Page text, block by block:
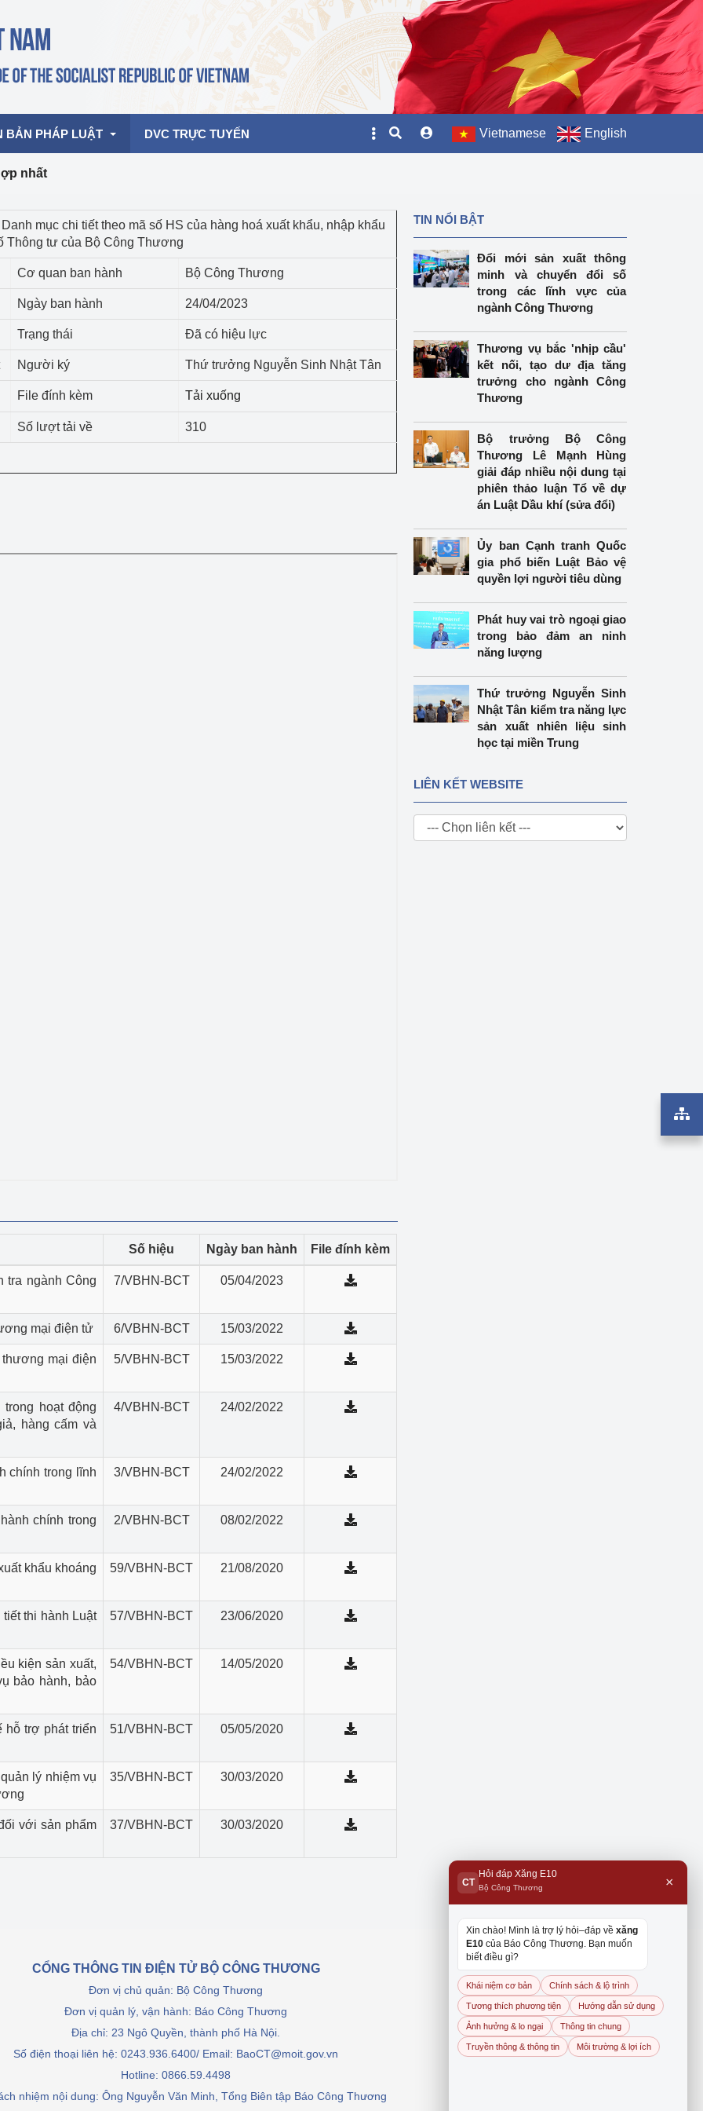
Hoạt động của lãnh đạo Đảng, Nhà
nước
Hoạt động của Lãnh đạo Bộ
Thương
2026
luận
Họp báo
Thông cáo báo chí
Điểm báo
lực
BẢN PHÁP LUẬT
pháp quy
điều hành
hợp nhất
DVC TRỰC TUYẾN Vietnamese English
nhất
mục chi tiết theo mã số HS của hàng hoá xuất khẩu, nhập khẩu
Thông tư của Bộ Công Thương
Cơ quan ban hành Bộ Công Thương
Ngày ban hành 24/04/2023
Trạng thái Đã có hiệu lực
Người ký Thứ trưởng Nguyễn Sinh Nhật Tân
File đính kèm Tải xuống
Số lượt tải về 310
Số hiệu Ngày ban hành File đính kèm
tra ngành Công
7/VBHN-BCT 05/04/2023
mại điện tử 6/VBHN-BCT 15/03/2022
mại điện
5/VBHN-BCT 15/03/2022
hoạt động
hàng cấm và
4/VBHN-BCT 24/02/2022
chính trong lĩnh
3/VBHN-BCT 24/02/2022
chính trong
2/VBHN-BCT 08/02/2022
khẩu khoáng
59/VBHN-BCT 21/08/2020
thi hành Luật
57/VBHN-BCT 23/06/2020
kiện sản xuất,
bảo hành, bảo
54/VBHN-BCT 14/05/2020
hỗ trợ phát triển
51/VBHN-BCT 05/05/2020
lý nhiệm vụ
35/VBHN-BCT 30/03/2020
với sản phẩm
37/VBHN-BCT 30/03/2020
TIN NỔI BẬT
Đổi mới sản xuất thông
minh và chuyển đổi số
trong các lĩnh vực của
ngành Công Thương
Thương vụ bắc 'nhịp cầu'
kết nối, tạo dư địa tăng
trưởng cho ngành Công
Thương
Bộ trưởng Bộ Công
Thương Lê Mạnh Hùng
giải đáp nhiều nội dung tại
phiên thảo luận Tổ về dự
án Luật Dầu khí (sửa đổi)
Ủy ban Cạnh tranh Quốc
gia phổ biến Luật Bảo vệ
quyền lợi người tiêu dùng
Phát huy vai trò ngoại giao
trong bảo đảm an ninh
năng lượng
Thứ trưởng Nguyễn Sinh
Nhật Tân kiểm tra năng lực
sản xuất nhiên liệu sinh
học tại miền Trung
LIÊN KẾT WEBSITE
CỔNG THÔNG TIN ĐIỆN TỬ BỘ CÔNG THƯƠNG
Đơn vị chủ quản: Bộ Công Thương
Đơn vị quản lý, vận hành: Báo Công Thương
Địa chỉ: 23 Ngô Quyền, thành phố Hà Nội.
Số điện thoại liên hệ: 0243.936.6400/ Email: BaoCT@moit.gov.vn
Hotline: 0866.59.4498
nhiệm nội dung: Ông Nguyễn Văn Minh, Tổng Biên tập Báo Công Thương
CT
Hỏi đáp Xăng E10
Bộ Công Thương ×
Xin chào! Mình là trợ lý hỏi–đáp về xăng
E10 của Báo Công Thương. Bạn muốn
biết điều gì?
Khái niệm cơ bản Chính sách & lộ trình
Tương thích phương tiện Hướng dẫn sử dụng
Ảnh hưởng & lo ngại Thông tin chung
Truyền thông & thông tin Môi trường & lợi ích